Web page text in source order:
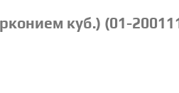
куб.) (01-